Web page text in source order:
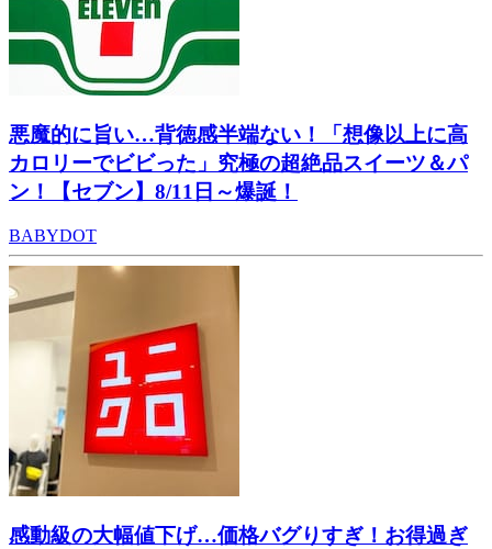
悪魔的に旨い…背徳感半端ない！「想像以上に高
カロリーでビビった」究極の超絶品スイーツ＆パ
ン！【セブン】8/11日～爆誕！
BABYDOT
感動級の大幅値下げ…価格バグりすぎ！お得過ぎ